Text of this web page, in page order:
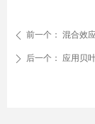
ꄴ 前一个： 混合效
ꄲ 后一个： 应用贝